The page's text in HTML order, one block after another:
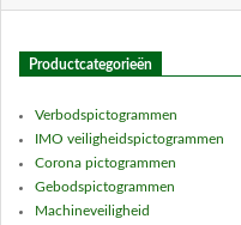
Productcategorieën
Verbodspictogrammen
IMO veiligheidspictogrammen
Corona pictogrammen
Gebodspictogrammen
Machineveiligheid